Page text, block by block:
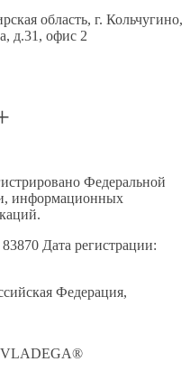
область, г. Кольчугино,
д.31, офис 2
Федеральной
информационных
Дата регистрации:
Федерация,
VLADEGA®